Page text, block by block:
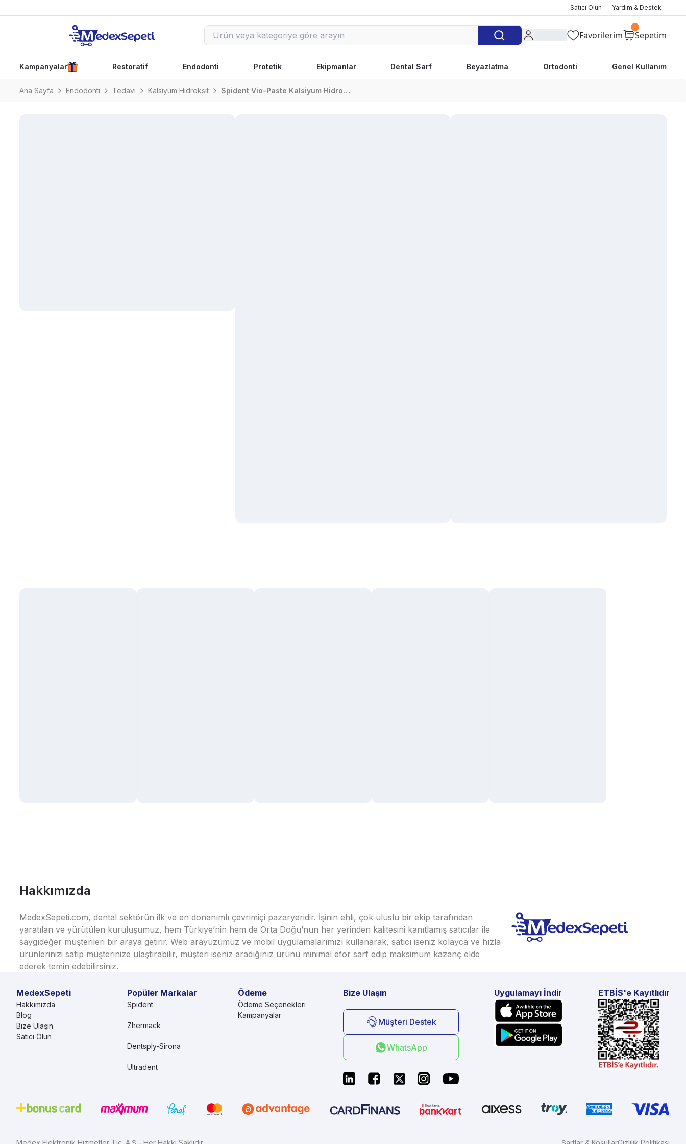
Satıcı Olun Yardım & Destek
Favorilerim Sepetim
Kampanyalar Restoratif Endodonti Protetik Ekipmanlar Dental Sarf Beyazlatma Ortodonti Genel Kullanım
Ana Sayfa Endodonti Tedavi Kalsiyum Hidroksit Spident Vio-Paste Kalsiyum Hidroksit Pasta Barium Sülfate
Hakkımızda
MedexSepeti.com, dental sektörün ilk ve en donanımlı çevrimiçi pazaryeridir. İşinin ehli, çok uluslu bir ekip tarafından
yaratılan ve yürütülen kuruluşumuz, hem Türkiye’nin hem de Orta Doğu’nun her yerinden kalitesini kanıtlamış satıcılar ile
saygıdeğer müşterileri bir araya getirir. Web arayüzümüz ve mobil uygulamalarımızı kullanarak, satıcı iseniz kolayca ve hızla
ürünlerinizi satıp müşterinize ulaştırabilir, müşteri iseniz aradığınız ürünü minimal efor sarf edip maksimum kazanç elde
ederek temin edebilirsiniz.
MedexSepeti
Hakkımızda
Blog
Bize Ulaşın
Satıcı Olun
Ödeme
Ödeme Seçenekleri
Kampanyalar
Popüler Markalar
Spident
Zhermack
Dentsply-Sirona
Ultradent
Bize Ulaşın
Müşteri Destek
WhatsApp
Uygulamayı İndir ETBİS'e Kayıtlıdır